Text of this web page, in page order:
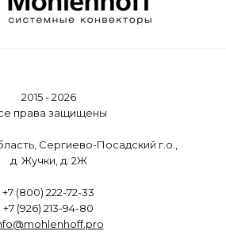
2015 - 2026
права защищены
Сергиево-Посадский г.о.,
д. Жучки, д. 2Ж
+7 (800) 222-72-33
+7 (926) 213-94-80